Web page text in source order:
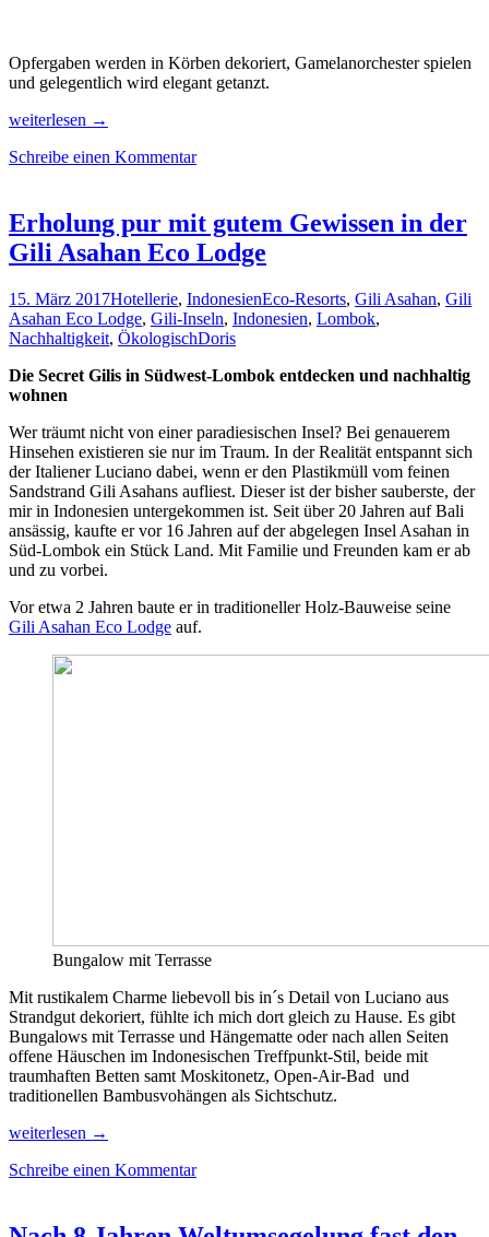
Opfergaben werden in Körben dekoriert, Gamelanorchester spielen
und gelegentlich wird elegant getanzt.
Bali-
Schnorcheln
Wandern
in
Munduk,
Musik
in
Ubud
weiterlesen →
Schreibe einen Kommentar
Erholung pur mit gutem Gewissen in der
Gili Asahan Eco Lodge
15. März 2017Hotellerie, IndonesienEco-Resorts, Gili Asahan, Gili
Asahan Eco Lodge, Gili-Inseln, Indonesien, Lombok,
Nachhaltigkeit, ÖkologischDoris
Die Secret Gilis in Südwest-Lombok entdecken und nachhaltig
wohnen
Wer träumt nicht von einer paradiesischen Insel? Bei genauerem
Hinsehen existieren sie nur im Traum. In der Realität entspannt sich
der Italiener Luciano dabei, wenn er den Plastikmüll vom feinen
Sandstrand Gili Asahans aufliest. Dieser ist der bisher sauberste, der
mir in Indonesien untergekommen ist. Seit über 20 Jahren auf Bali
ansässig, kaufte er vor 16 Jahren auf der abgelegen Insel Asahan in
Süd-Lombok ein Stück Land. Mit Familie und Freunden kam er ab
und zu vorbei.
Vor etwa 2 Jahren baute er in traditioneller Holz-Bauweise seine
Gili Asahan Eco Lodge auf.
Bungalow mit Terrasse
Mit rustikalem Charme liebevoll bis in´s Detail von Luciano aus
Strandgut dekoriert, fühlte ich mich dort gleich zu Hause. Es gibt
Bungalows mit Terrasse und Hängematte oder nach allen Seiten
offene Häuschen im Indonesischen Treffpunkt-Stil, beide mit
traumhaften Betten samt Moskitonetz, Open-Air-Bad und
traditionellen Bambusvohängen als Sichtschutz.
Erholung
mit
in
weiterlesen →
Schreibe einen Kommentar